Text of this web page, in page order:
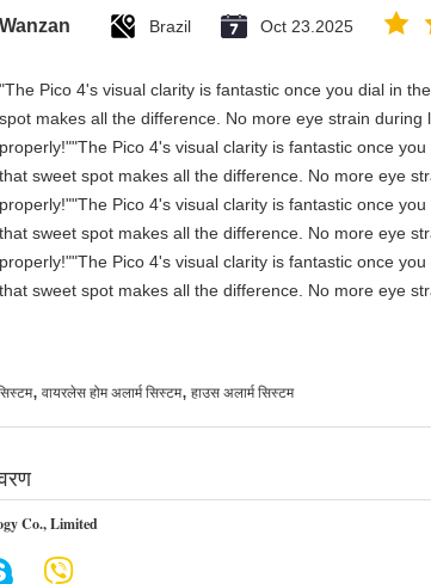
Wanzan Brazil Oct 23.2025
"The Pico 4's visual clarity is fantastic once you dial in
spot makes all the difference. No more eye strain
properly!""The Pico 4's visual clarity is fantastic once
that sweet spot makes all the difference. No more eye
properly!""The Pico 4's visual clarity is fantastic once
that sweet spot makes all the difference. No more eye
properly!""The Pico 4's visual clarity is fantastic once
that sweet spot makes all the difference. No more eye
, वायरलेस होम अलार्म सिस्टम, हाउस अलार्म सिस्टम
Co., Limited